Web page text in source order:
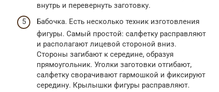
внутрь и перевернуть заготовку.
Бабочка. Есть несколько техник изготовления
фигуры. Самый простой: салфетку расправляют
и располагают лицевой стороной вниз.
Стороны загибают к середине, образуя
прямоугольник. Уголки заготовки отгибают,
салфетку сворачивают гармошкой и фиксируют
середину. Крылышки фигуры расправляют.